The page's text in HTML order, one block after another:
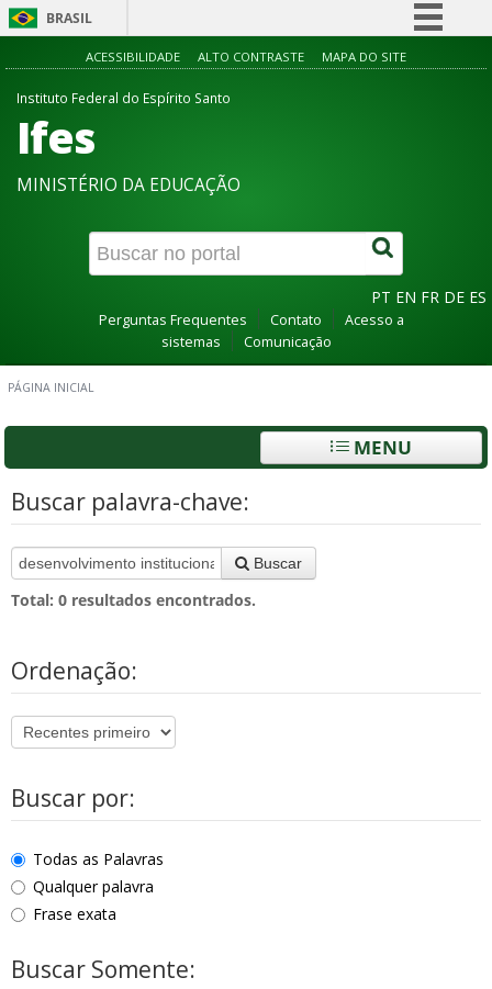
BRASIL
Simplifique!
Canais
ACESSIBILIDADE ALTO CONTRASTE MAPA DO SITE
Instituto Federal do Espírito Santo
Ifes
MINISTÉRIO DA EDUCAÇÃO
PT EN FR DE ES
Perguntas Frequentes Contato
Acesso a
sistemas
Comunicação
PÁGINA INICIAL
MENU
Buscar palavra-chave:
Buscar
Total: 0 resultados encontrados.
Ordenação:
Buscar por:
Todas as Palavras
Qualquer palavra
Frase exata
Buscar Somente: